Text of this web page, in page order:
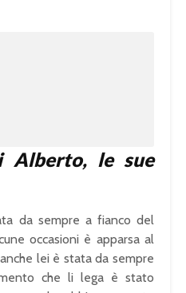
Alberto, le sue
da sempre a fianco del
occasioni è apparsa al
lei è stata da sempre
che li lega è stato